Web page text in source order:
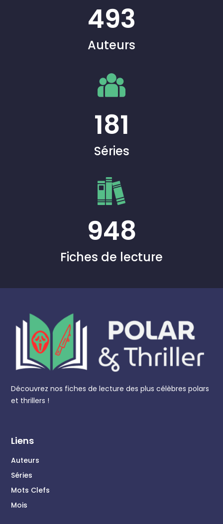
493
Auteurs
181
Séries
948
Fiches de lecture
Découvrez nos fiches de lecture des plus célèbres polars
et thrillers !
Liens
Auteurs
Séries
Mots Clefs
Mois